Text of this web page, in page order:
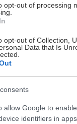
opt-out of processing
opt-out of Collection,
Data that Is
allow Google to
identifiers in apps.
organizmus
a tým i